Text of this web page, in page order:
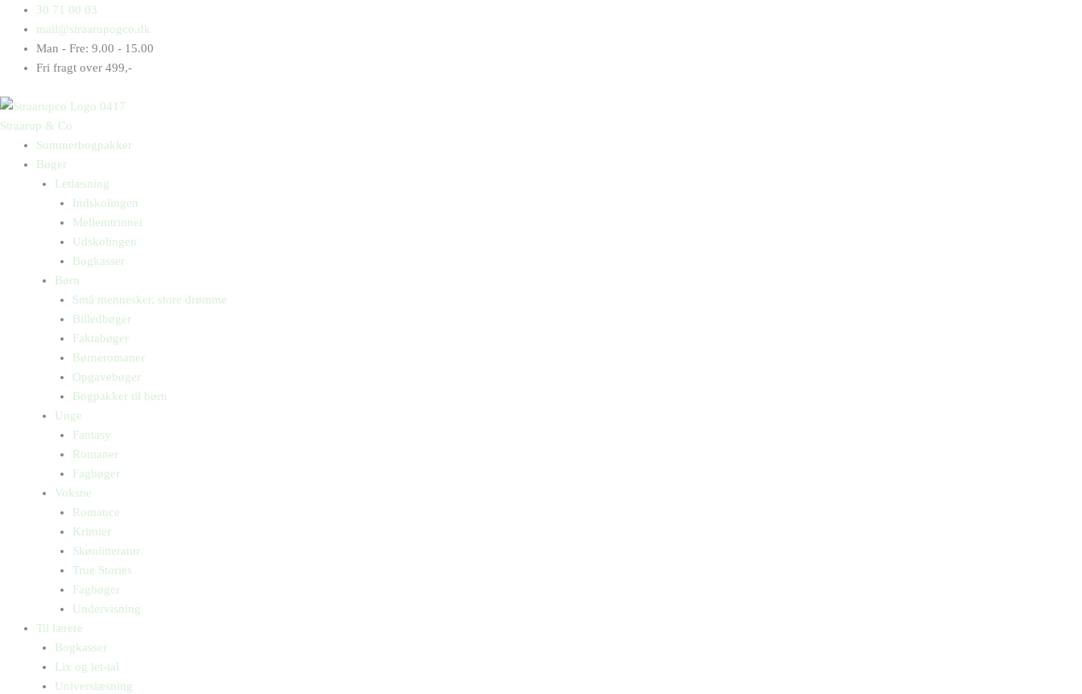
indholdet
30 71 00 03
mail@straarupogco.dk
Man - Fre: 9.00 - 15.00
Fri fragt over 499,-
Straarup & Co
Sommerbogpakker
Bøger
Letlæsning
Indskolingen
Mellemtrinnet
Udskolingen
Bogkasser
Børn
Små mennesker, store drømme
Billedbøger
Faktabøger
Børneromaner
Opgavebøger
Bogpakker til børn
Unge
Fantasy
Romaner
Fagbøger
Voksne
Romance
Krimier
Skønlitteratur
True Stories
Fagbøger
Undervisning
Til lærere
Bogkasser
Lix og let-tal
Universlæsning
Products
search
Products
search